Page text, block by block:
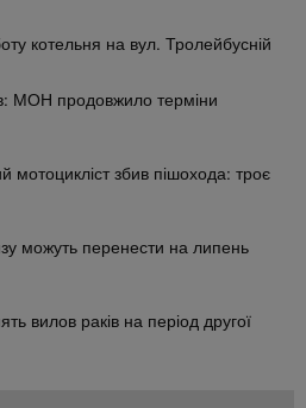
котельня на вул. Тролейбусній
МОН продовжило терміни
мотоцикліст збив пішохода: троє
можуть перенести на липень
вилов раків на період другої